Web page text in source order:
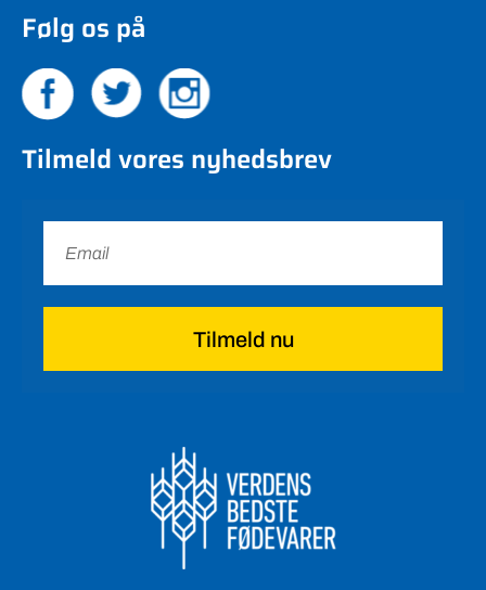
Følg os på
Tilmeld vores nyhedsbrev
Tilmeld nu